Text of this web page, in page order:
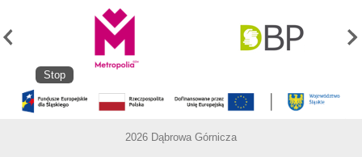
Stop
2026 Dąbrowa Górnicza